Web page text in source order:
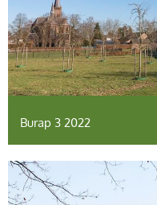
Burap 3 2022